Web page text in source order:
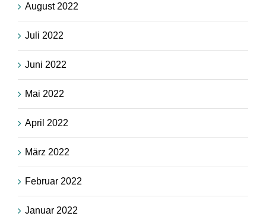
August 2022
Juli 2022
Juni 2022
Mai 2022
April 2022
März 2022
Februar 2022
Januar 2022